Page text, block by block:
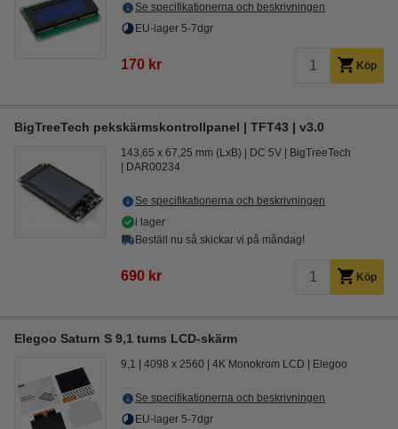
Se specifikationerna och beskrivningen
EU-lager 5-7dgr
170 kr Köp
BigTreeTech pekskärmskontrollpanel | TFT43 | v3.0
143,65 x 67,25 mm (LxB) DC 5V
BigTreeTech
DAR00234
Se specifikationerna och beskrivningen
i lager
Beställ nu så skickar vi på måndag!
690 kr Köp
Elegoo Saturn S 9,1 tums LCD-skärm
9,1 4098 x 2560 4K Monokrom LCD Elegoo
Se specifikationerna och beskrivningen
EU-lager 5-7dgr